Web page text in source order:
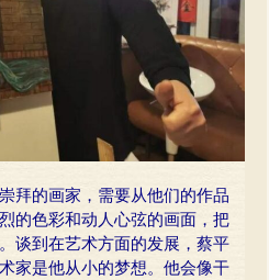
拜的画家，需要从他们的作品
的色彩和动人心弦的画面，把
谈到在艺术方面的发展，蔡平
家是他从小的梦想。他会像干